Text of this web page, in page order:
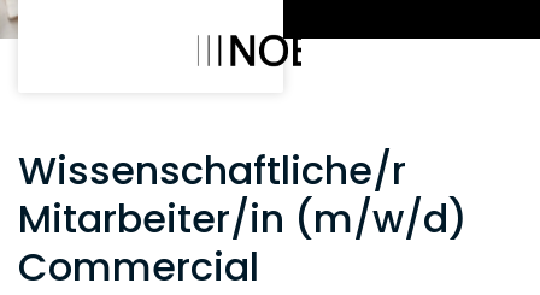
Wissenschaftliche/r
Mitarbeiter/in (m/w/d)
Commercial